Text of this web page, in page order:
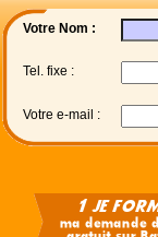
Votre Nom :
Tel. fixe :
Votre e-mail :